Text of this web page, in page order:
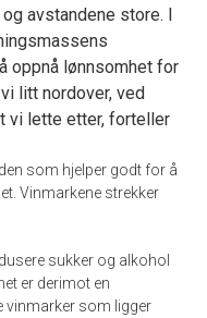
avstandene store. I
oppnå lønnsomhet for
litt nordover, ved
vi lette etter, forteller
som hjelper godt for å
Vinmarkene strekker
sukker og alkohol
er derimot en
vinmarker som ligger